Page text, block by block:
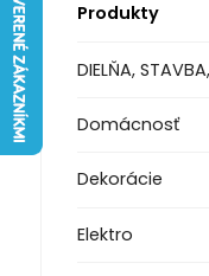
Produkty
DIELŇA,
Domácnosť
Dekorácie
Elektro